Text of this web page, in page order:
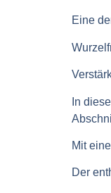
Eine
In
Mit
Der